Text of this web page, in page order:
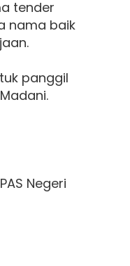
tender
nama baik
panggil
Negeri